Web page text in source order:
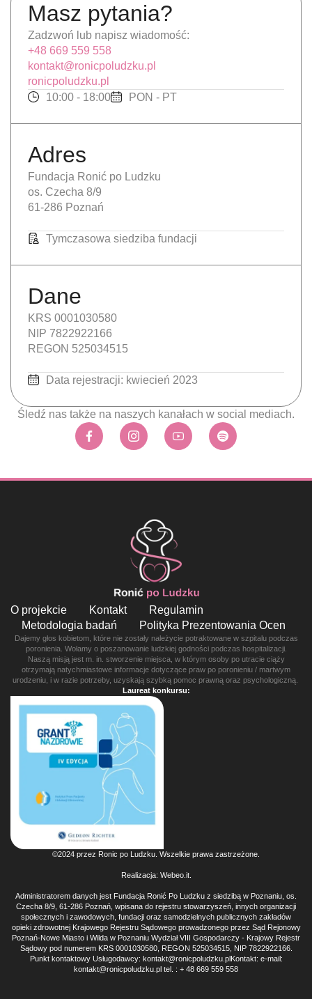
Masz pytania?
Zadzwoń lub napisz wiadomość:
+48 669 559 558
kontakt@ronicpoludzku.pl
ronicpoludzku.pl
10:00 - 18:00
PON - PT
Adres
Fundacja Ronić po Ludzku
os. Czecha 8/9
61-286 Poznań
Tymczasowa siedziba fundacji
Dane
KRS 0001030580
NIP 7822922166
REGON 525034515
Data rejestracji: kwiecień 2023
Śledź nas także na naszych kanałach w social mediach.
O projekcie Kontakt
Regulamin
Metodologia badań
Polityka Prezentowania Ocen
Dajemy głos kobietom, które nie zostały należycie potraktowane w szpitalu podczas
poronienia. Wołamy o poszanowanie ludzkiej godności podczas hospitalizacji.
Naszą misją jest m. in. stworzenie miejsca, w którym osoby po utracie ciąży
otrzymają natychmiastowe informacje dotyczące praw po poronieniu / martwym
urodzeniu, i w razie potrzeby, uzyskają szybką pomoc prawną oraz psychologiczną.
Laureat konkursu:
©2024 przez Ronic po Ludzku. Wszelkie prawa zastrzeżone.
Realizacja: Webeo.it.
Administratorem danych jest Fundacja Ronić Po Ludzku z siedzibą w Poznaniu, os.
Czecha 8/9, 61-286 Poznań, wpisana do rejestru stowarzyszeń, innych organizacji
społecznych i zawodowych, fundacji oraz samodzielnych publicznych zakładów
opieki zdrowotnej Krajowego Rejestru Sądowego prowadzonego przez Sąd Rejonowy
Poznań-Nowe Miasto i Wilda w Poznaniu Wydział VIII Gospodarczy - Krajowy Rejestr
Sądowy pod numerem KRS 0001030580, REGON 525034515, NIP 7822922166.
Punkt kontaktowy Usługodawcy: kontakt@ronicpoludzku.plKontakt: e-mail:
kontakt@ronicpoludzku.pl tel. : + 48 669 559 558